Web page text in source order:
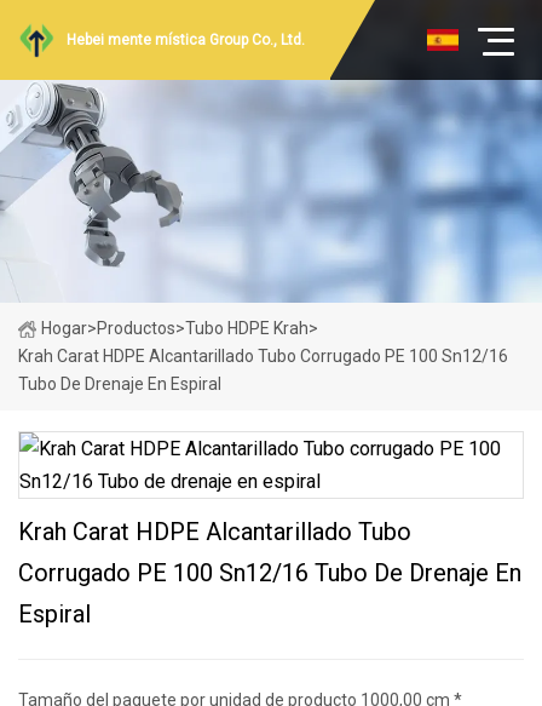
Hebei mente mística Group Co., Ltd.
Hogar>Productos>Tubo HDPE Krah>
Krah Carat HDPE Alcantarillado Tubo Corrugado PE 100 Sn12/16
Tubo De Drenaje En Espiral
Krah Carat HDPE Alcantarillado Tubo
Corrugado PE 100 Sn12/16 Tubo De Drenaje En
Espiral
Tamaño del paquete por unidad de producto 1000,00 cm *